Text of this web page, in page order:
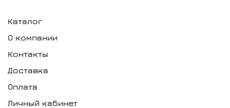
Каталог
О компании
Контакты
Доставка
Оплата
Личный кабинет